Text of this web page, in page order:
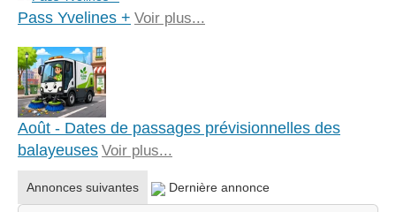
Pass Yvelines + Voir plus...
Août - Dates de passages prévisionnelles des
balayeuses Voir plus...
Annonces suivantes Dernière annonce